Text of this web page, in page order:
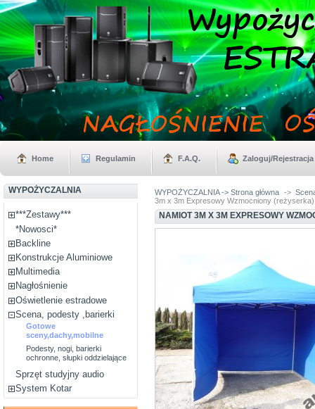
Home Regulamin F.A.Q. Zaloguj/Rejestracja
WYPOŻYCZALNIA
***Zestawy***
*Nowosci*
Backline
Konstrukcje Aluminiowe
Multimedia
Nagłośnienie
Oświetlenie estradowe
Scena, podesty ,barierki
Gotowe
sceny,dachy,mobilne
Podesty, nogi, barierki
ochronne, słupki oddzielające
Sprzęt studyjny audio
System Kotar
WYPOŻYCZALNIA -> Strona główna ->
3m x 3m Expresowy Wzmocniony (reżyserka)
NAMIOT 3M X 3M EXPRESOWY